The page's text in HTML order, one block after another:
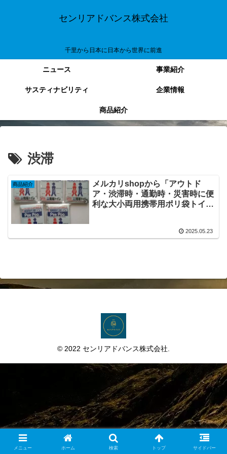
センリアドバンス株式会社
千里から日本に日本から世界に前進
ニュース 事業紹介
サスティナビリティ 企業情報
商品紹介
渋滞
商品紹介
メルカリshopから「アウトド
ア・渋滞時・通勤時・災害時に便
利な大小両用携帯用ポリ袋トイレ
2025.05.23
© 2022 センリアドバンス株式会社.
メニュー ホーム 検索 トップ サイドバー